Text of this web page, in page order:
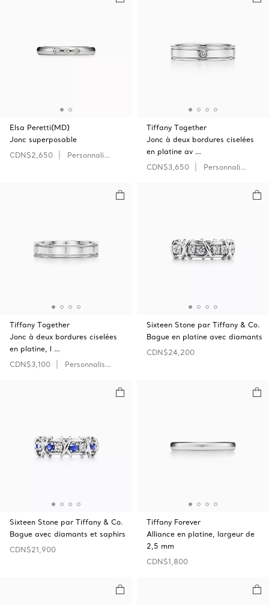
Elsa Peretti(MD)
Jonc superposable
CDN$2,650
Personnaliser
Tiffany Together
Jonc à deux bordures ciselées
en platine av …
CDN$3,650
Personnaliser
Tiffany Together
Jonc à deux bordures ciselées
en platine, l …
CDN$3,100
Personnaliser
Sixteen Stone par Tiffany & Co.
Bague en platine avec diamants
CDN$24,200
Sixteen Stone par Tiffany & Co.
Bague avec diamants et saphirs
CDN$21,900
Tiffany Forever
Alliance en platine, largeur de
2,5 mm
CDN$1,800